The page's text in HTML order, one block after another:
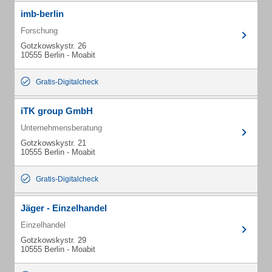
imb-berlin
Forschung
Gotzkowskystr. 26
10555 Berlin - Moabit
Gratis-Digitalcheck
iTK group GmbH
Unternehmensberatung
Gotzkowskystr. 21
10555 Berlin - Moabit
Gratis-Digitalcheck
Jäger - Einzelhandel
Einzelhandel
Gotzkowskystr. 29
10555 Berlin - Moabit